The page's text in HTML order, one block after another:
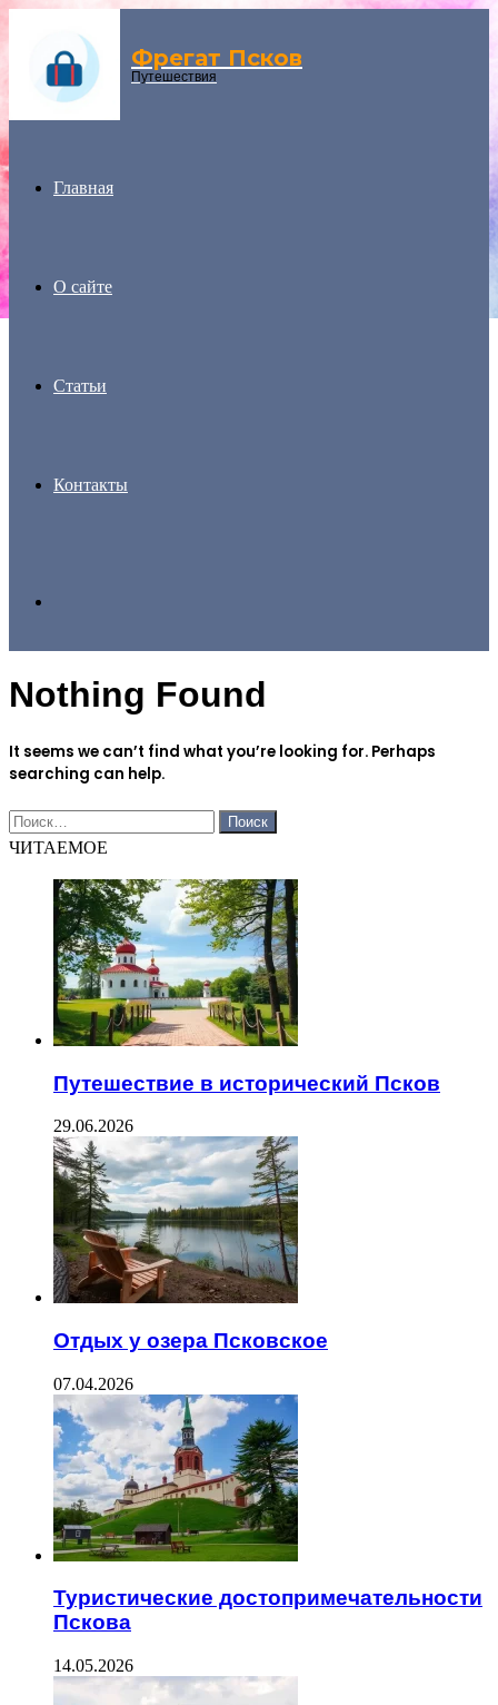
Фрегат Псков
Путешествия
Главная
О сайте
Статьи
Контакты
for
Nothing Found
It seems we can’t find what you’re looking for. Perhaps
searching can help.
Найти:
ЧИТАЕМОЕ
Путешествие в исторический Псков
29.06.2026
Отдых у озера Псковское
07.04.2026
Туристические достопримечательности
Пскова
14.05.2026